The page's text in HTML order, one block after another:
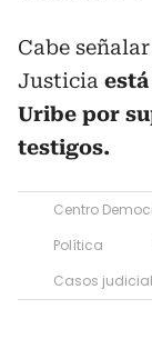
Cabe
Justicia
Uribe por
testigos.
Centro
Política
Casos